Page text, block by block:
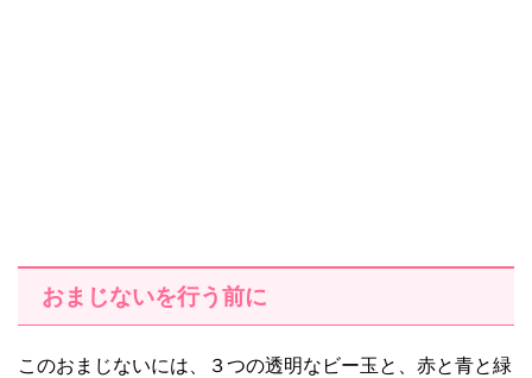
おまじないを行う前に
このおまじないには、３つの透明なビー玉と、赤と青と緑